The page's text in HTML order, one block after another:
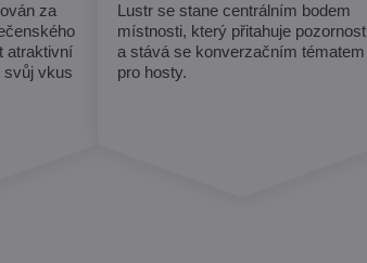
za
atraktivní
svůj vkus
Lustr se stane centrálním bodem
místnosti, který přitahuje pozornost
a stává se konverzačním tématem
pro hosty.